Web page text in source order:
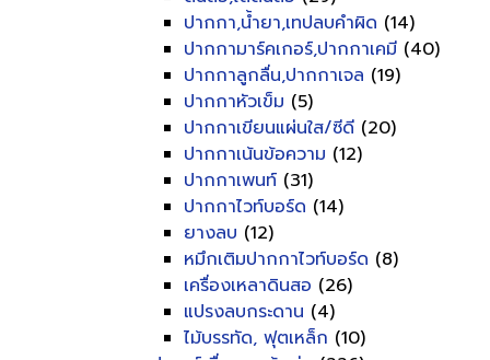
ปากกา,น้ำยา,เทปลบคำผิด (14)
ปากกามาร์คเกอร์,ปากกาเคมี (40)
ปากกาลูกลื่น,ปากกาเจล (19)
ปากกาหัวเข็ม (5)
ปากกาเขียนแผ่นใส/ซีดี (20)
ปากกาเน้นข้อความ (12)
ปากกาเพนท์ (31)
ปากกาไวท์บอร์ด (14)
ยางลบ (12)
หมึกเติมปากกาไวท์บอร์ด (8)
เครื่องเหลาดินสอ (26)
แปรงลบกระดาน (4)
ไม้บรรทัด, ฟุตเหล็ก (10)